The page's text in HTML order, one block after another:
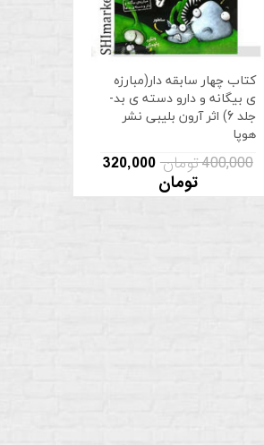
کتاب چهار سابقه دار(مبارزه
ی بیگانه و دارو دسته ی بد-
جلد 6) اثر آرون بلیبی نشر
هوپا
400,000 تومان
320,000
تومان